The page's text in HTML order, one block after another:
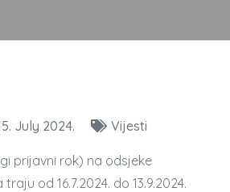
July 2024. Vijesti
prijavni rok) na odsjeke
od 16.7.2024. do 13.9.2024.